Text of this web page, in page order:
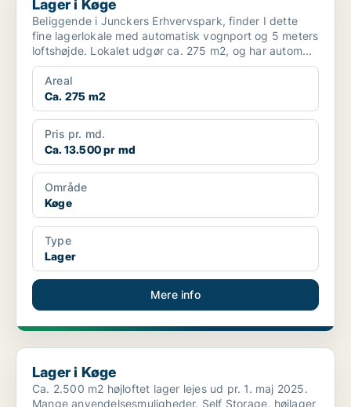
Lager i Køge
Beliggende i Junckers Erhvervspark, finder I dette
fine lagerlokale med automatisk vognport og 5 meters
loftshøjde. Lokalet udgør ca. 275 m2, og har autom...
Areal
Ca. 275 m2
Pris pr. md.
Ca. 13.500 pr md
Område
Køge
Type
Lager
Mere info
Lager i Køge
Lager i Køge
Ca. 2.500 m2 højloftet lager lejes ud pr. 1. maj 2025.
Mange anvendelsesmuligheder. Self Storage, højlager